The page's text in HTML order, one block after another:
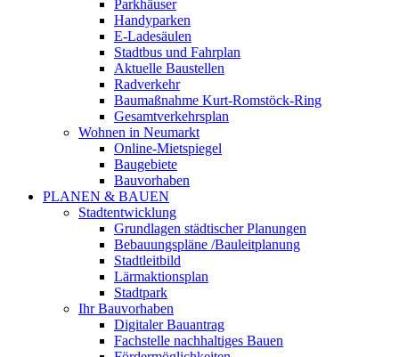
Parkhäuser
Handyparken
E-Ladesäulen
Stadtbus und Fahrplan
Aktuelle Baustellen
Radverkehr
Baumaßnahme Kurt-Romstöck-Ring
Gesamtverkehrsplan
Wohnen in Neumarkt
Online-Mietspiegel
Baugebiete
Bauvorhaben
PLANEN & BAUEN
Stadtentwicklung
Grundlagen städtischer Planungen
Bebauungspläne /Bauleitplanung
Stadtleitbild
Lärmaktionsplan
Stadtpark
Ihr Bauvorhaben
Digitaler Bauantrag
Fachstelle nachhaltiges Bauen